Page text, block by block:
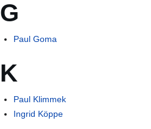
G
Paul Goma
K
Paul Klimmek
Ingrid Köppe